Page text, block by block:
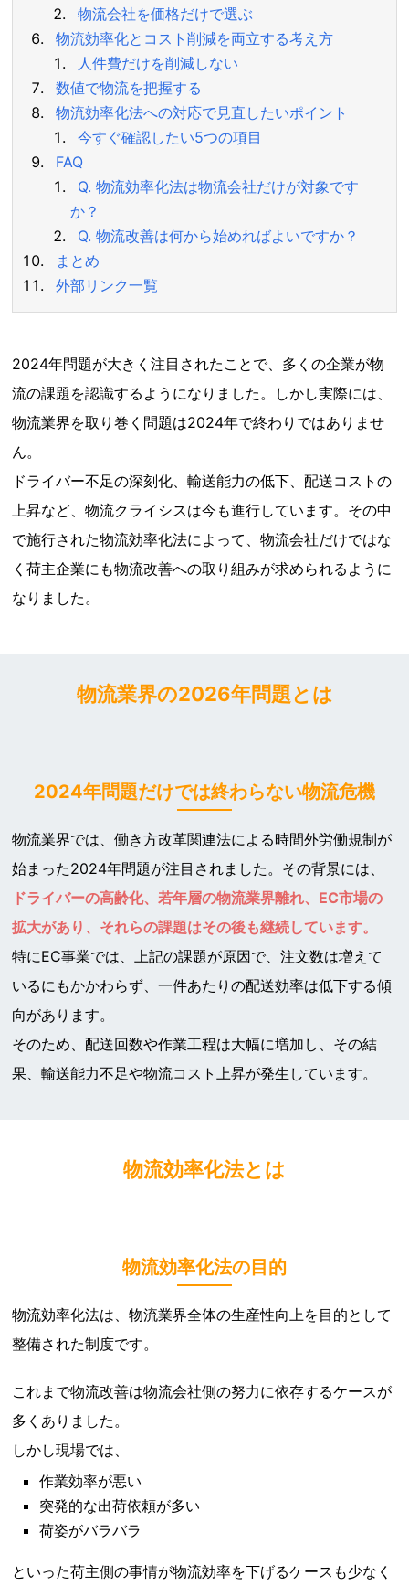
物流会社を価格だけで選ぶ
物流効率化とコスト削減を両立する考え方
人件費だけを削減しない
数値で物流を把握する
物流効率化法への対応で見直したいポイント
今すぐ確認したい5つの項目
FAQ
Q. 物流効率化法は物流会社だけが対象です
か？
Q. 物流改善は何から始めればよいですか？
まとめ
外部リンク一覧
2024年問題が大きく注目されたことで、多くの企業が物
流の課題を認識するようになりました。しかし実際には、
物流業界を取り巻く問題は2024年で終わりではありませ
ん。
ドライバー不足の深刻化、輸送能力の低下、配送コストの
上昇など、物流クライシスは今も進行しています。その中
で施行された物流効率化法によって、物流会社だけではな
く荷主企業にも物流改善への取り組みが求められるように
なりました。
物流業界の2026年問題とは
2024年問題だけでは終わらない物流危機
物流業界では、働き方改革関連法による時間外労働規制が
始まった2024年問題が注目されました。その背景には、
ドライバーの高齢化、若年層の物流業界離れ、EC市場の
拡大があり、それらの課題はその後も継続しています。
特にEC事業では、上記の課題が原因で、注文数は増えて
いるにもかかわらず、一件あたりの配送効率は低下する傾
向があります。
そのため、配送回数や作業工程は大幅に増加し、その結
果、輸送能力不足や物流コスト上昇が発生しています。
物流効率化法とは
物流効率化法の目的
物流効率化法は、物流業界全体の生産性向上を目的として
整備された制度です。
これまで物流改善は物流会社側の努力に依存するケースが
多くありました。
しかし現場では、
作業効率が悪い
突発的な出荷依頼が多い
荷姿がバラバラ
といった荷主側の事情が物流効率を下げるケースも少なく